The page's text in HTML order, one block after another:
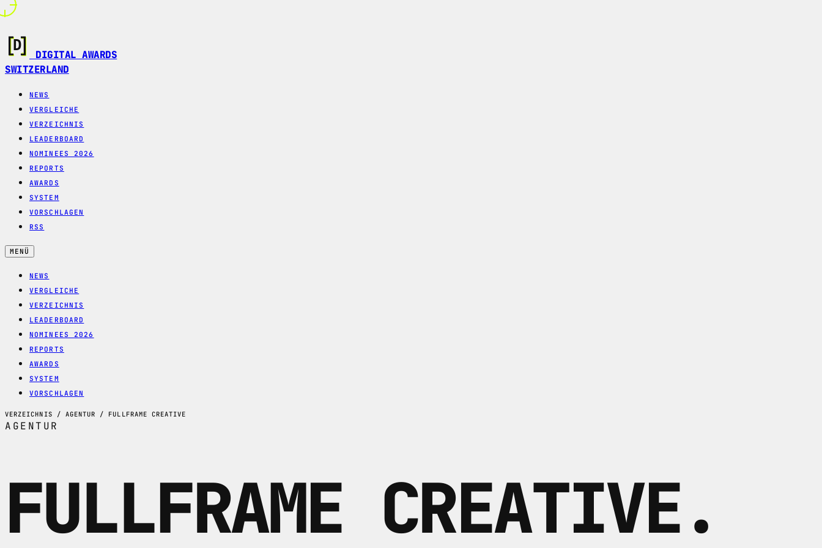
DIGITAL AWARDS
SWITZERLAND
NEWS
VERGLEICHE
VERZEICHNIS
LEADERBOARD
NOMINEES 2026
REPORTS
AWARDS
SYSTEM
VORSCHLAGEN
RSS
MENÜ
NEWS
VERGLEICHE
VERZEICHNIS
LEADERBOARD
NOMINEES 2026
REPORTS
AWARDS
SYSTEM
VORSCHLAGEN
VERZEICHNIS / AGENTUR / FULLFRAME CREATIVE
AGENTUR
FULLFRAME CREATIVE.